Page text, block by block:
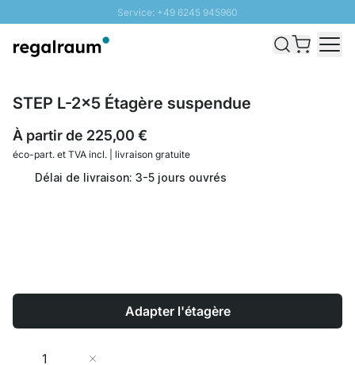
Service: +49 6245 945960
Livraison rapide - Livraison gratuite dès 100€
STEP L-2x5 Étagère suspendue
À partir de 225,00 €
éco-part. et TVA incl. | livraison gratuite
Délai de livraison: 3-5 jours ouvrés
Adapter l'étagère
Quantité